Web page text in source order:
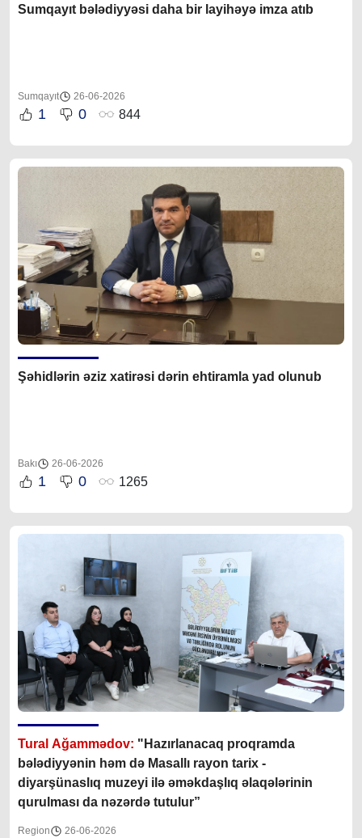
Sumqayıt bələdiyyəsi daha bir layihəyə imza atıb
Sumqayıt 26-06-2026
1 0 844
Şəhidlərin əziz xatirəsi dərin ehtiramla yad olunub
Bakı 26-06-2026
1 0 1265
Tural Ağammədov: "Hazırlanacaq proqramda
bələdiyyənin həm də Masallı rayon tarix -
diyarşünaslıq muzeyi ilə əməkdaşlıq əlaqələrinin
qurulması da nəzərdə tutulur”
Region 26-06-2026